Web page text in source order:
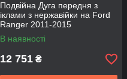
Подвійна Дуга передня з
іклами з нержавійки на Ford
Ranger 2011-2015
В наявності
12 751 ₴